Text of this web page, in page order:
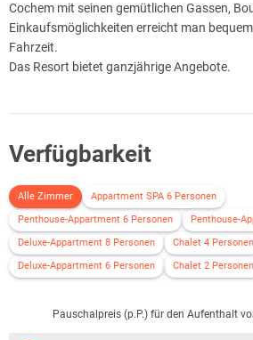
Cochem mit seinen gemütlichen Gassen,
Einkaufsmöglichkeiten erreicht man
Fahrzeit.
Das Resort bietet ganzjährige Angebote.
Verfügbarkeit
Alle Zimmer
Appartment SPA 6 Personen
Penthouse-Appartment 6 Personen
Penthouse-
Deluxe-Appartment 8 Personen
Chalet 4 Personen
Deluxe-Appartment 6 Personen
Chalet 2 Personen
Pauschalpreis (p.P.) für den Aufenthalt